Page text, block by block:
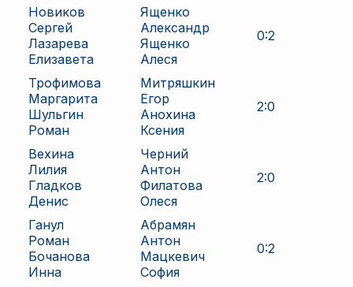
Новиков
Сергей
Лазарева
Елизавета
Ященко
Александр
Ященко
Алеся
0:2
Трофимова
Маргарита
Шульгин
Роман
Митряшкин
Егор
Анохина
Ксения
2:0
Вехина
Лилия
Гладков
Денис
Черний
Антон
Филатова
Олеся
2:0
Ганул
Роман
Бочанова
Инна
Абрамян
Антон
Мацкевич
София
0:2